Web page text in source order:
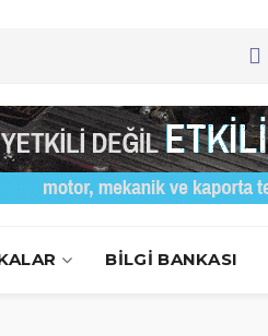
BİLGİ BANKASI